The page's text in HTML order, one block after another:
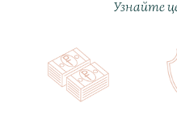
Узнайте